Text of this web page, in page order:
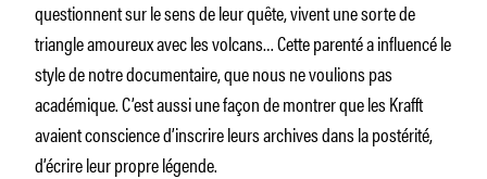
questionnent sur le sens de leur quête, vivent une sorte de
triangle amoureux avec les volcans… Cette parenté a influencé le
style de notre documentaire, que nous ne voulions pas
académique. C’est aussi une façon de montrer que les Krafft
avaient conscience d’inscrire leurs archives dans la postérité,
d’écrire leur propre légende.